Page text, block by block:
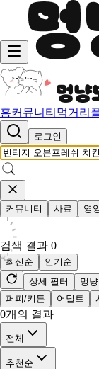
홈커뮤니티 먹거리
로그인
커뮤니티 사료 영
검색 결과 0
최신순
인기순
상세 필터
멍
퍼피/키튼
어덜트
0개의 결과
전체
추천순